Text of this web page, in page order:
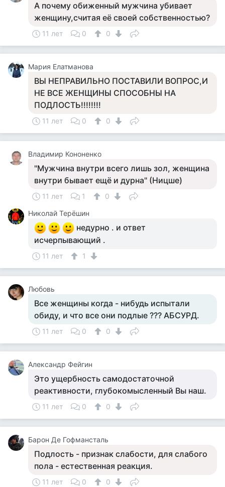
А почему обиженный мужчина убивает
женщину,считая её своей собственностью?
11 лет 0 0
Мария Елатманова
ВЫ НЕПРАВИЛЬНО ПОСТАВИЛИ ВОПРОС,И
НЕ ВСЕ ЖЕНЩИНЫ СПОСОБНЫ НА
ПОДЛОСТЬ!!!!!!!!
11 лет 0 0
Владимир Кононенко
"Мужчина внутри всего лишь зол, женщина
внутри бывает ещё и дурна" (Ницше)
11 лет 1
0
Николай Терёшин
недурно . и ответ
исчерпывающий .
11 лет 1
Любовь
Все женщины когда - нибудь испытали
обиду, и что все они подлые ??? АБСУРД.
11 лет 0 0
Александр Фейгин
Это ущербность самодостаточной
реактивности, глубокомысленный Вы наш.
11 лет 0 0
Барон Де Гофмансталь
Подлость - признак слабости, для слабого
пола - естественная реакция.
11 лет 0 0